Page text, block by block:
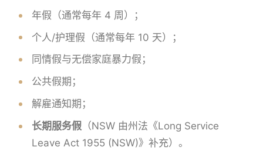
年假（通常每年 4 周）；
个人/护理假（通常每年 10 天）；
同情假与无偿家庭暴力假；
公共假期；
解雇通知期；
长期服务假 （NSW 由州法《Long Service
Leave Act 1955 (NSW)》补充）。